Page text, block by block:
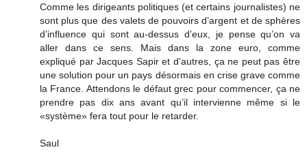
Comme les dirigeants politiques (et certains journalistes) ne
sont plus que des valets de pouvoirs d’argent et de sphères
d’influence qui sont au-dessus d’eux, je pense qu’on va
aller dans ce sens. Mais dans la zone euro, comme
expliqué par Jacques Sapir et d’autres, ça ne peut pas être
une solution pour un pays désormais en crise grave comme
la France. Attendons le défaut grec pour commencer, ça ne
prendre pas dix ans avant qu’il intervienne même si le
«système» fera tout pour le retarder.
Saul